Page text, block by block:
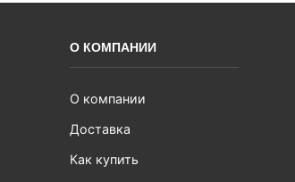
О КОМПАНИИ
О компании
Доставка
Как купить